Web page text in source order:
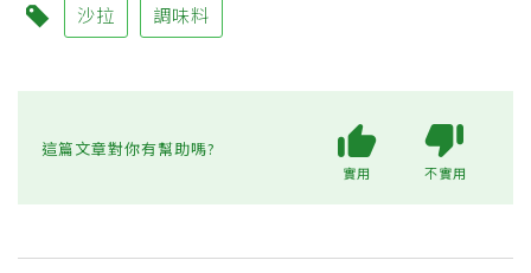
沙拉 調味料
這篇文章對你有幫助嗎?
實用 不實用